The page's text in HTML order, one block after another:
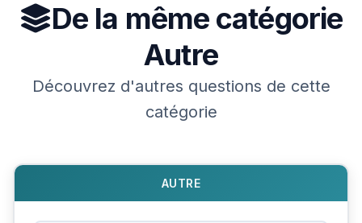
De la même catégorie
Autre
Découvrez d'autres questions de cette
catégorie
AUTRE